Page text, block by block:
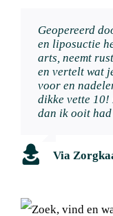
Geopereerd
en liposuctie
arts, neemt
en vertelt wat
voor en
dikke vette
dan ik ooit
Via
Ik ben erg
prothesen
borstlift met
eerst bang
niets van dat
vak uitstekend.